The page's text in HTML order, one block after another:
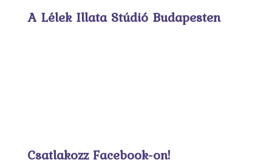
A Lélek Illata Stúdió Budapesten
Csatlakozz Facebook-on!